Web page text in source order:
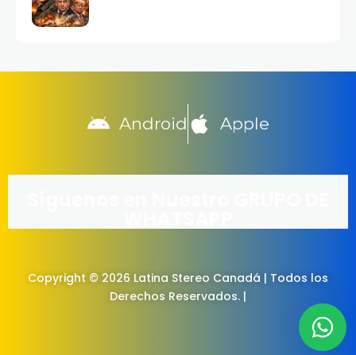
Android Apple
Copyright © 2026 Latina Stereo Canadá | Todos los
Derechos Reservados. |